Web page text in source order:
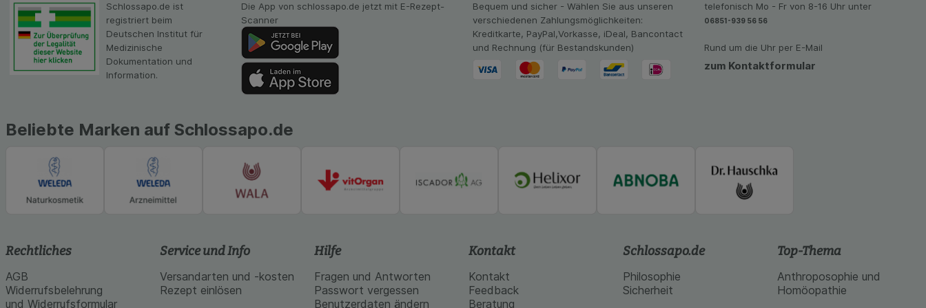
Inhalt auf unserer Website aber auch die Werbung auf Drittseiten möglichst relevant für Sie zu
gestalten. Bitte beachten Sie, dass Daten hierfür teilweise an Dritte wie z.B. Google oder soziale
Medien übertragen werden.
Schlossapo.de ist
registriert beim
Deutschen Institut für
Medizinische
Dokumentation und
Information.
Die App von schlossapo.de jetzt mit E-Rezept-
Scanner
Bequem und sicher - Wählen Sie aus unseren
verschiedenen Zahlungsmöglichkeiten:
Kreditkarte, PayPal,Vorkasse, iDeal, Bancontact
und Rechnung (für Bestandskunden)
telefonisch Mo - Fr von 8-16 Uhr unter
06851-939 56 56
Rund um die Uhr per E-Mail
zum Kontaktformular
Beliebte Marken auf Schlossapo.de
Rechtliches
AGB
Widerrufsbelehrung
und Widerrufsformular
Service und Info
Versandarten und -kosten
Rezept einlösen
Hilfe
Fragen und Antworten
Passwort vergessen
Benutzerdaten ändern
Kontakt
Kontakt
Feedback
Beratung
Schlossapo.de
Philosophie
Sicherheit
Top-Thema
Anthroposophie und
Homöopathie